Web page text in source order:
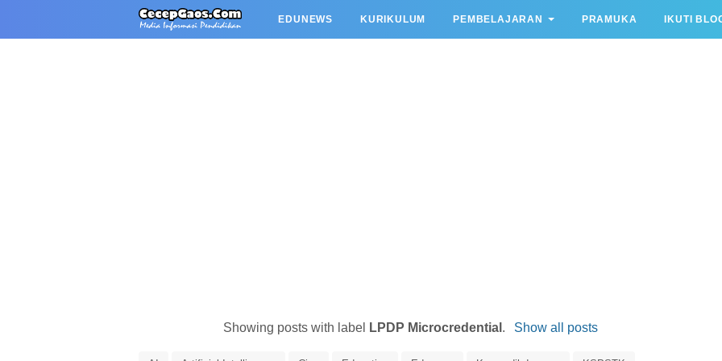
EDUNEWS KURIKULUM PEMBELAJARAN PRAMUKA IKUTI
Showing posts with label LPDP Microcredential . Show all posts